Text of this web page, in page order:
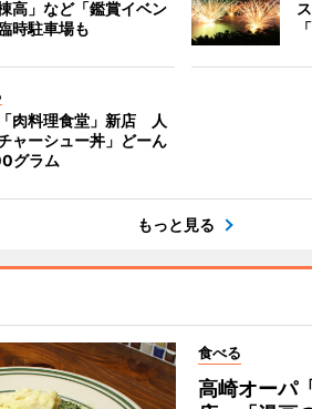
高」など「鑑賞イベン
時駐車場も
肉料理食堂」新店 人
ャーシュー丼」どーん
グラム
もっと見る
食べる
高崎オーパ